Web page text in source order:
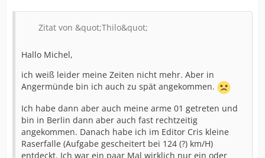
Zitat von &quot;Thilo&quot;
Hallo Michel,
ich weiß leider meine Zeiten nicht mehr. Aber in
Angermünde bin ich auch zu spät angekommen.
Ich habe dann aber auch meine arme 01 getreten und
bin in Berlin dann aber auch fast rechtzeitig
angekommen. Danach habe ich im Editor Cris kleine
Raserfalle (Aufgabe gescheitert bei 124 (?) km/H)
entdeckt. Ich war ein paar Mal wirklich nur ein oder